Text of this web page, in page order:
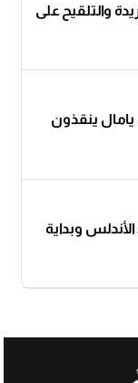
والتلقيح على
يامال ينقذون
وبداية